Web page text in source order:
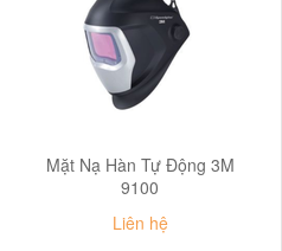
Mặt Nạ Hàn Tự Động 3M
9100
Liên hệ